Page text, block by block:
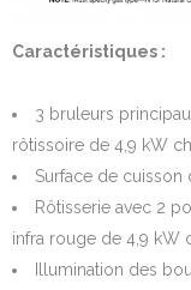
Caractéristiques :
3 bruleurs
rôtissoire de 4,9 kW
Surface de cuisson
Rôtisserie avec 2
infra rouge de 4,9 kW
Illumination des